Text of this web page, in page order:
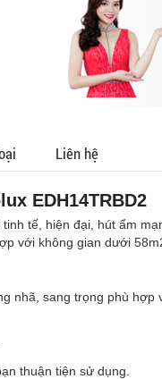
Liên hệ
EDH14TRBD2
tế, hiện đại, hút ẩm
với không gian dưới
nhã, sang trọng phù
thuận tiện sử dụng.